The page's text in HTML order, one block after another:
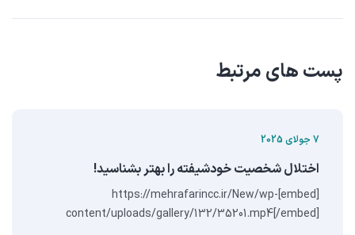
پست های مرتبط
7 جولای 2025
اختلال شخصیت خودشیفته را بهتر بشناسید!
[embed]https://mehrafarincc.ir/New/wp-
content/uploads/gallery/132/35201.mp4[/embed]